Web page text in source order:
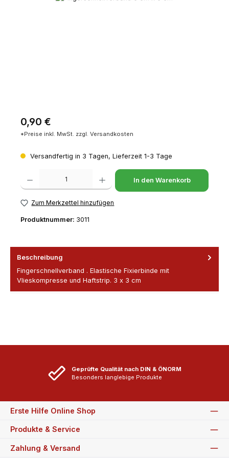
Regulärer Preis:
0,90 €
*Preise inkl. MwSt. zzgl. Versandkosten
Versandfertig in 3 Tagen, Lieferzeit 1-3 Tage
Produkt Anzahl: Gib den gewünschten Wert ein oder benutze die
In den Warenkorb
Zum Merkzettel hinzufügen
Produktnummer: 3011
Beschreibung
Fingerschnellverband . Elastische Fixierbinde mit
Vlieskompresse und Haftstrip. 3 x 3 cm
Geprüfte Qualität nach DIN & ÖNORM
Besonders langlebige Produkte
Erste Hilfe Online Shop
Produkte & Service
Zahlung & Versand